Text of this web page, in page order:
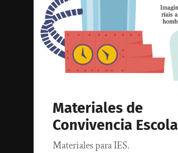
Materiales de
Convivencia
Materiales para IES.